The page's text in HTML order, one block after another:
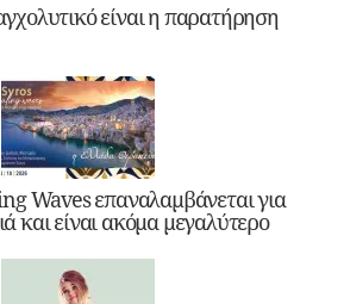
είναι η παρατήρηση
Waves επαναλαμβάνεται για
και είναι ακόμα μεγαλύτερο